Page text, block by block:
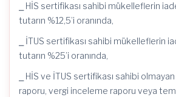
⎯ HİS sertifikası sahibi mükelleflerin
tutarın %12,5’i oranında,
⎯ İTUS sertifikası sahibi mükelleflerin
tutarın %25’i oranında,
⎯ HİS ve İTUS sertifikası sahibi
raporu, vergi inceleme raporu veya